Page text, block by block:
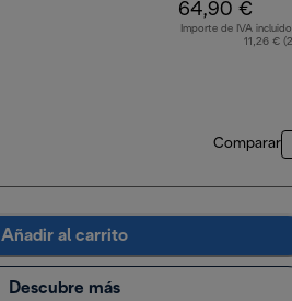
64,90 €
Importe de IVA
11,26 €
Comparar
Añadir al carrito
Descubre más